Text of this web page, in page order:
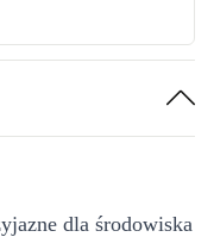
dla środowiska